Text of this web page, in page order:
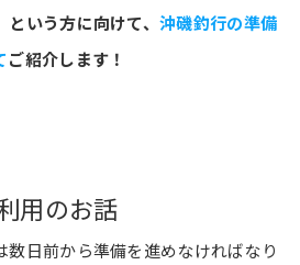
いう方に向けて、 沖磯釣行の準備
ご紹介します！
用のお話
数日前から準備を進めなければなり